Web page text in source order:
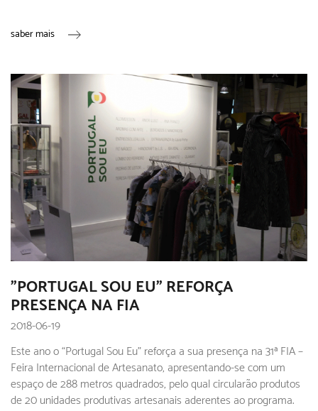
saber mais
"PORTUGAL SOU EU" REFORÇA
PRESENÇA NA FIA
2018-06-19
Este ano o “Portugal Sou Eu” reforça a sua presença na 31ª FIA –
Feira Internacional de Artesanato, apresentando-se com um
espaço de 288 metros quadrados, pelo qual circularão produtos
de 20 unidades produtivas artesanais aderentes ao programa.